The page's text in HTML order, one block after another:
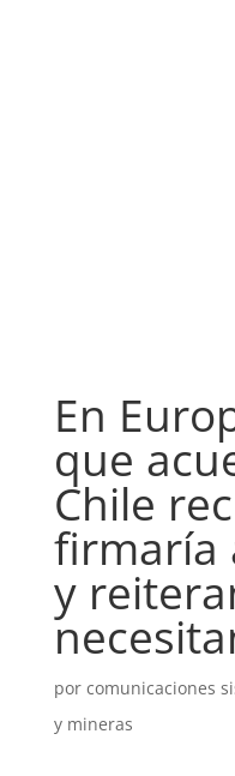
En
que
Chile
firmaría
y
por comunicaciones
y mineras